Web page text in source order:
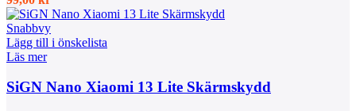
Snabbvy
Lägg till i önskelista
Läs mer
SiGN Nano Xiaomi 13 Lite Skärmskydd